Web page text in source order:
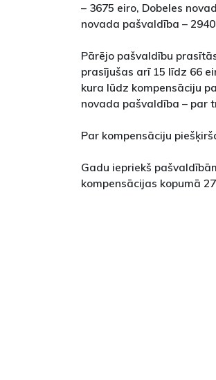
– 3675 eiro, Dobeles
novada pašvaldība –
Pārējo pašvaldību
prasījušas arī 15 līdz 66
kura lūdz kompensāciju
novada pašvaldība – par
Par kompensāciju
Gadu iepriekš
kompensācijas kopumā